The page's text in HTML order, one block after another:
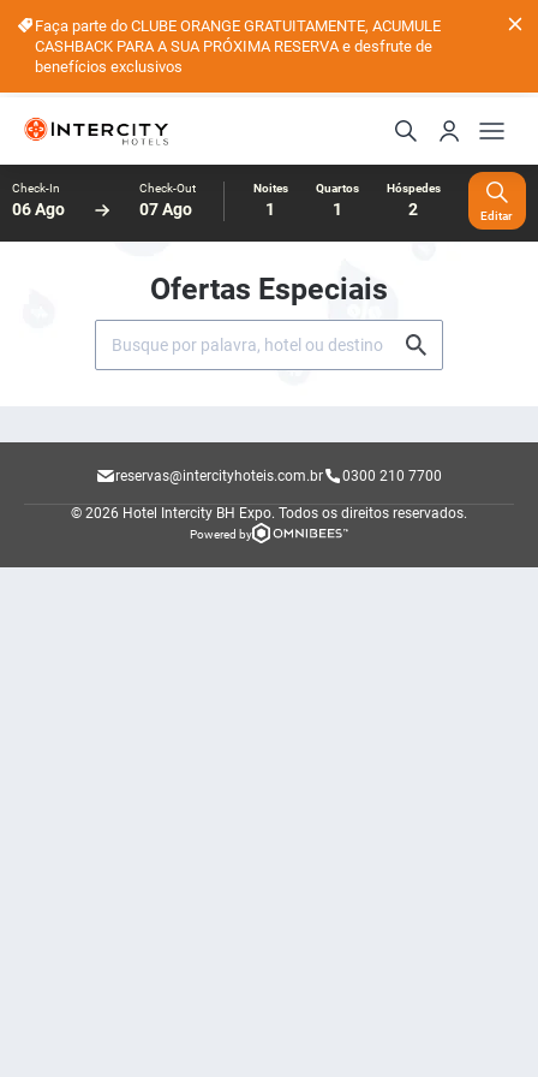
Faça parte do CLUBE ORANGE GRATUITAMENTE, ACUMULE
CASHBACK PARA A SUA PRÓXIMA RESERVA e desfrute de
benefícios exclusivos
Check-In
06 Ago
Check-Out
07 Ago
Noites
1
Quartos
1
Hóspedes
2 Editar
Ofertas Especiais
reservas@intercityhoteis.com.br 0300 210 7700
© 2026 Hotel Intercity BH Expo. Todos os direitos reservados.
Powered by